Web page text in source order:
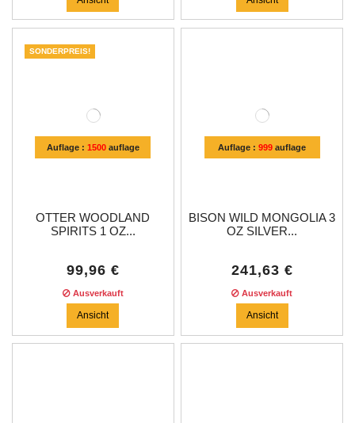
Auflage : 1500auflage
SONDERPREIS!
OTTER WOODLAND
SPIRITS 1 OZ...
99,96 €
Ausverkauft
Ansicht
Auflage :999 auflage
BISON WILD MONGOLIA 3
OZ SILVER...
241,63 €
Ausverkauft
Ansicht